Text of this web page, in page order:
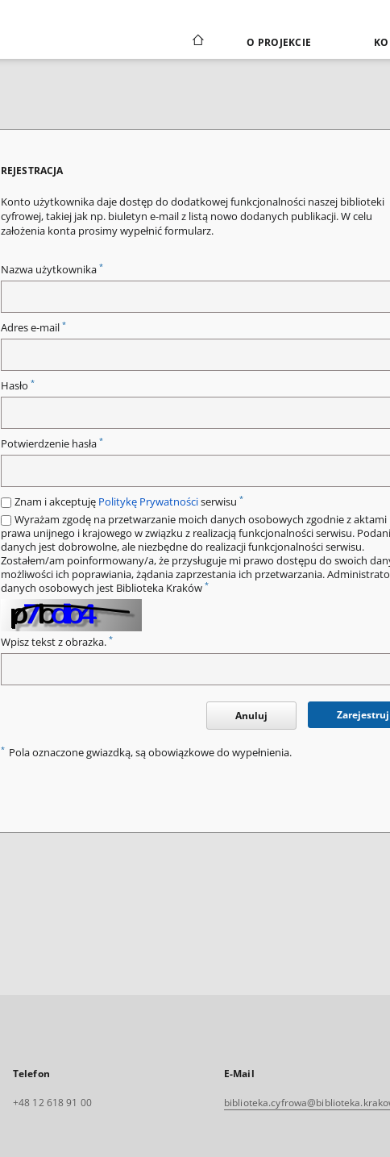
O PROJEKCIE
REJESTRACJA
Konto użytkownika daje dostęp do dodatkowej funkcjonalności naszej biblioteki
cyfrowej, takiej jak np. biuletyn e-mail z listą nowo dodanych publikacji. W celu
założenia konta prosimy wypełnić formularz.
Nazwa użytkownika *
Adres e-mail *
Hasło *
Potwierdzenie hasła *
Znam i akceptuję Politykę Prywatnościserwisu *
Wyrażam zgodę na przetwarzanie moich danych osobowych zgodnie z aktami
prawa unijnego i krajowego w związku z realizacją funkcjonalności serwisu.
danych jest dobrowolne, ale niezbędne do realizacji funkcjonalności serwisu.
Zostałem/am poinformowany/a, że przysługuje mi prawo dostępu do swoich
możliwości ich poprawiania, żądania zaprzestania ich przetwarzania.
danych osobowych jest Biblioteka Kraków *
Wpisz tekst z obrazka. *
Anuluj Zarejestruj
* Pola oznaczone gwiazdką, są obowiązkowe do wypełnienia.
Telefon
+48 12 618 91 00
E-Mail